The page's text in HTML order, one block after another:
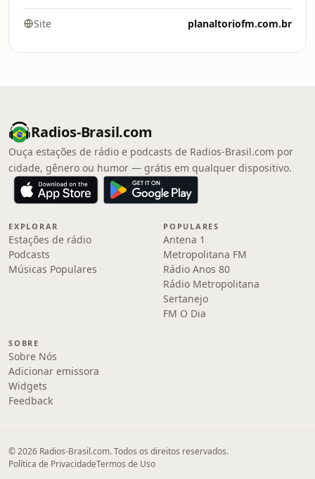
Site planaltoriofm.com.br
Radios-Brasil.com
Ouça estações de rádio e podcasts de Radios-Brasil.com por
cidade, gênero ou humor — grátis em qualquer dispositivo.
EXPLORAR
Estações de rádio
Podcasts
Músicas Populares
POPULARES
Antena 1
Metropolitana FM
Rádio Anos 80
Rádio Metropolitana
Sertanejo
FM O Dia
SOBRE
Sobre Nós
Adicionar emissora
Widgets
Feedback
© 2026 Radios-Brasil.com. Todos os direitos reservados.
Política de PrivacidadeTermos de Uso